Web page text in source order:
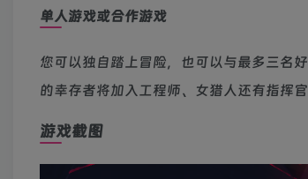
单人游戏或合作游戏
您可以独自踏上冒险，也可以与最多三名
的幸存者将加入工程师、女猎人还有指挥
游戏截图